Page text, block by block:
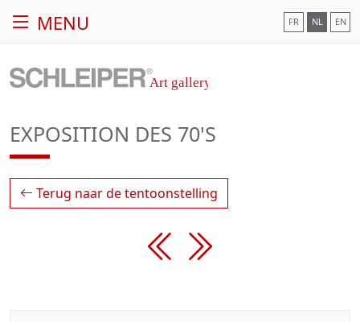
MENU FR NL EN
EXPOSITION DES 70'S
Terug naar de tentoonstelling